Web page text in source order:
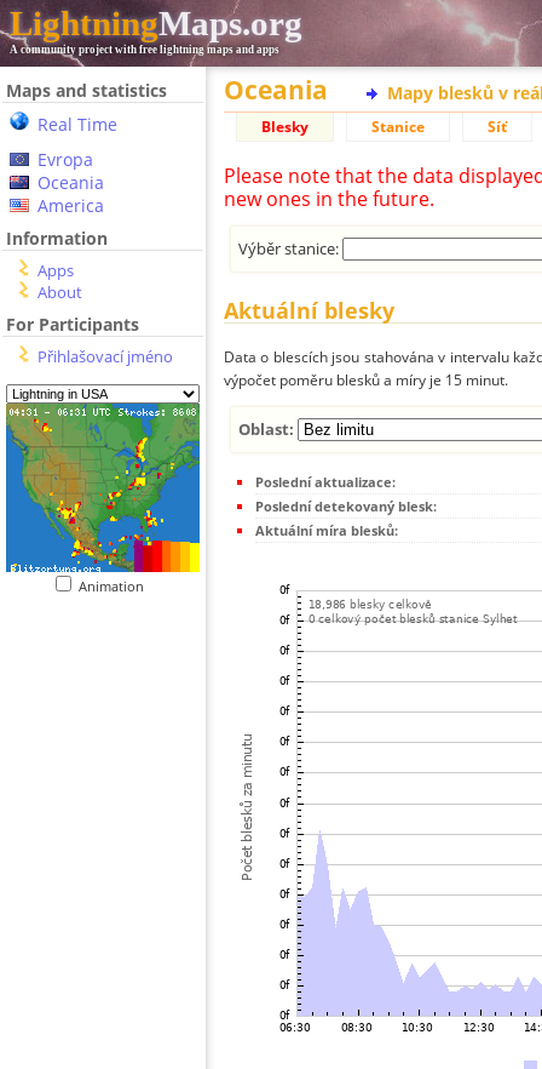
LightningMaps.org
A community project with free lightning maps and apps
Maps and statistics
Real Time
Evropa
Oceania
America
Information
Apps
About
For Participants
Přihlašovací jméno
Animation
Oceania Mapy blesků v
Blesky Stanice Síť
Please note that the data
new ones in the future.
Výběr stanice:
Aktuální blesky
Data o blescích jsou stahována v intervalu
výpočet poměru blesků a míry je 15 minut.
Oblast:
Poslední aktualizace:
Poslední detekovaný blesk:
Aktuální míra blesků: